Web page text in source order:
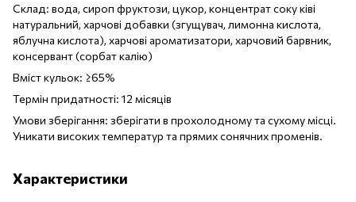
Склад: вода, сироп фруктози, цукор, концентрат соку ківі
натуральний, харчові добавки (згущувач, лимонна кислота,
яблучна кислота), харчові ароматизатори, харчовий барвник,
консервант (сорбат калію)
Вміст кульок: ≥65%
Термін придатності: 12 місяців
Умови зберігання: зберігати в прохолодному та сухому місці.
Уникати високих температур та прямих сонячних променів.
Характеристики